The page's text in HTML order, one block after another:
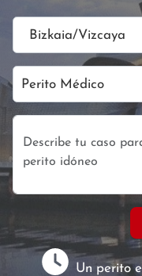
Bizkaia/Vizcaya
Perito Médico
Un perito